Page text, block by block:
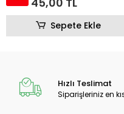
Sepete Ekle
Hızlı Teslimat
Siparişleriniz en